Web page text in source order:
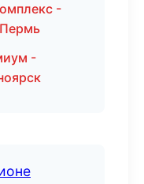
-
-